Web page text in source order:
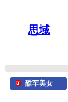
思域
酷车美女